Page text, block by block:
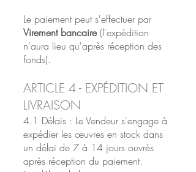
Le paiement peut s'effectuer par
Virement bancaire(l'expédition
n'aura lieu qu'après réception des
fonds).
ARTICLE 4 - EXPÉDITION ET
LIVRAISON
4.1 Délais : Le Vendeur s'engage à
expédier les œuvres en stock dans
un délai de 7 à 14 jours ouvrés
après réception du paiement.